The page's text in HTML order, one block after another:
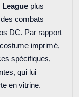
plus
combats
DC. Par rapport
imprimé,
spécifiques,
qui lui
en vitrine.